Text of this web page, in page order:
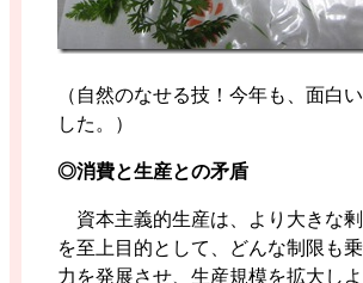
（自然のなせる技！今年も、面白
した。）
◎消費と生産との矛盾
資本主義的生産は、より大きな
を至上目的として、どんな制限も
力を発展させ、生産規模を拡大し